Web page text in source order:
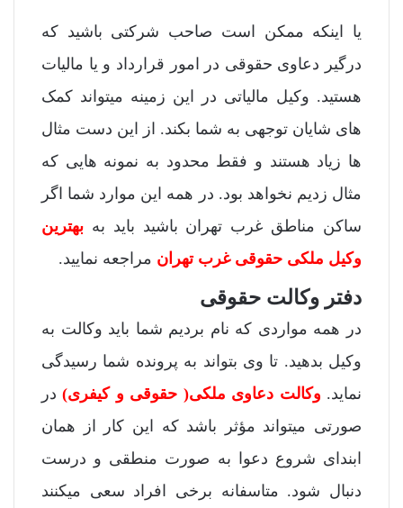
یا اینکه ممکن است صاحب شرکتی باشید که
درگیر دعاوی حقوقی در امور قرارداد و یا مالیات
هستید. وکیل مالیاتی در این زمینه میتواند کمک
های شایان توجهی به شما بکند. از این دست مثال
ها زیاد هستند و فقط محدود به نمونه هایی که
مثال زدیم نخواهد بود. در همه این موارد شما اگر
ساکن مناطق غرب تهران باشید باید به بهترین
وکیل ملکی حقوقی غرب تهران مراجعه نمایید.
دفتر وکالت حقوقی
در همه مواردی که نام بردیم شما باید وکالت به
وکیل بدهید. تا وی بتواند به پرونده شما رسیدگی
نماید. وکالت دعاوی ملکی( حقوقی و کیفری) در
صورتی میتواند مؤثر باشد که این کار از همان
ابندای شروع دعوا به صورت منطقی و درست
دنبال شود. متاسفانه برخی افراد سعی میکنند